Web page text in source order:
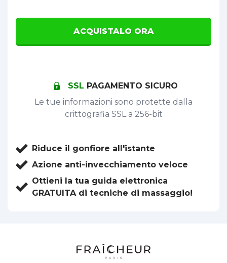
ACQUISTALO ORA
-
SSL PAGAMENTO SICURO
Le tue informazioni sono protette dalla
crittografia SSL a 256-bit
Riduce il gonfiore all'istante
Azione anti-invecchiamento veloce
Ottieni la tua guida elettronica
GRATUITA di tecniche di massaggio!